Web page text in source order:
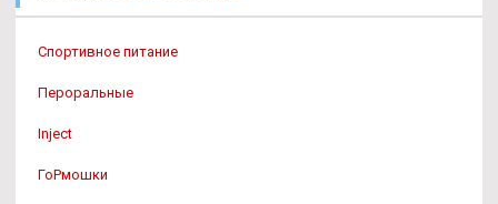
Спортивное питание
Пероральные
Inject
ГоРмошки